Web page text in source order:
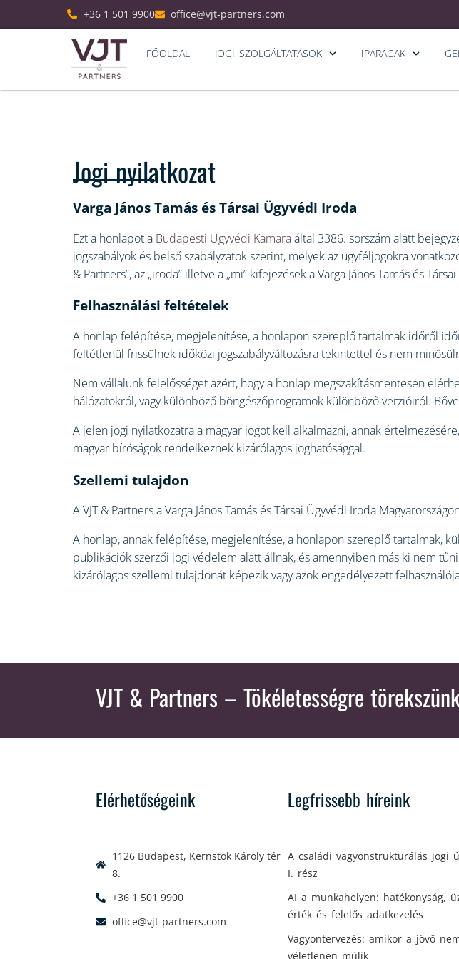
+36 1 501 9900 office@vjt-partners.com
FŐOLDAL JOGI SZOLGÁLTATÁSOK IPARÁGAK
Jogi nyilatkozat
Varga János Tamás és Társai Ügyvédi Iroda
Ezt a honlapot a Budapesti Ügyvédi Kamaraáltal 3386. sorszám alatt
jogszabályok és belső szabályzatok szerint, melyek az ügyféljogokra
& Partners”, az „iroda” illetve a „mi” kifejezések a Varga János Tamás és
Felhasználási feltételek
A honlap felépítése, megjelenítése, a honlapon szereplő tartalmak időről
feltétlenül frissülnek időközi jogszabályváltozásra tekintettel és nem
Nem vállalunk felelősséget azért, hogy a honlap megszakításmentesen
hálózatokról, vagy különböző böngészőprogramok különböző verzióiról.
A jelen jogi nyilatkozatra a magyar jogot kell alkalmazni, annak
magyar bíróságok rendelkeznek kizárólagos joghatósággal.
Szellemi tulajdon
A VJT & Partners a Varga János Tamás és Társai Ügyvédi Iroda
A honlap, annak felépítése, megjelenítése, a honlapon szereplő tartalmak,
publikációk szerzői jogi védelem alatt állnak, és amennyiben más ki nem
kizárólagos szellemi tulajdonát képezik vagy azok engedélyezett
VJT & Partners – Tökéletességre
Elérhetőségeink
1126 Budapest, Kernstok Károly tér
8.
+36 1 501 9900
office@vjt-partners.com
Legfrissebb híreink
A családi vagyonstrukturálás jogi
I. rész
AI a munkahelyen: hatékonyság,
érték és felelős adatkezelés
Vagyontervezés: amikor a jövő
véletlenen múlik